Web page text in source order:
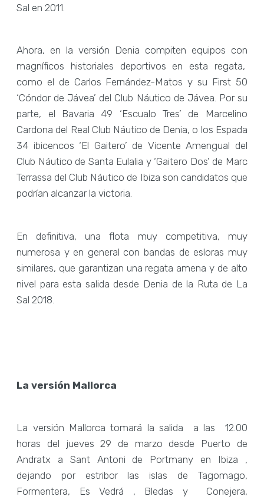
Sal en 2011.
Ahora, en la versión Denia compiten equipos con
magníficos historiales deportivos en esta regata,
como el de Carlos Fernández-Matos y su First 50
‘Cóndor de Jávea’ del Club Náutico de Jávea. Por su
parte, el Bavaria 49 ‘Escualo Tres’ de Marcelino
Cardona del Real Club Náutico de Denia, o los Espada
34 ibicencos ‘El Gaitero’ de Vicente Amengual del
Club Náutico de Santa Eulalia y ‘Gaitero Dos’ de Marc
Terrassa del Club Náutico de Ibiza son candidatos que
podrían alcanzar la victoria.
En definitiva, una flota muy competitiva, muy
numerosa y en general con bandas de esloras muy
similares, que garantizan una regata amena y de alto
nivel para esta salida desde Denia de la Ruta de La
Sal 2018.
La versión Mallorca
La versión Mallorca tomará la salida a las 12.00
horas del jueves 29 de marzo desde Puerto de
Andratx a Sant Antoni de Portmany en Ibiza ,
dejando por estribor las islas de Tagomago,
Formentera, Es Vedrá , Bledas y Conejera,